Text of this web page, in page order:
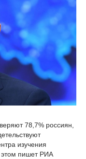
78,7% россиян,
изучения
пишет РИА